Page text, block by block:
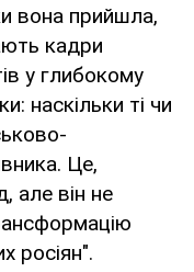
вона прийшла,
кадри
у глибокому
наскільки ті чи
Це,
але він не
росіян".